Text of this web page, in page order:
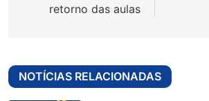
retorno das aulas
NOTÍCIAS RELACIONADAS